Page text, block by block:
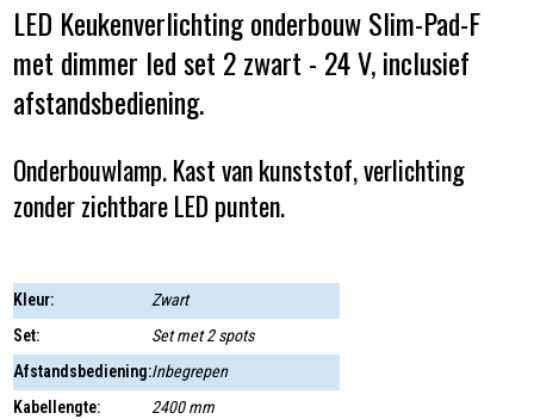
LED Keukenverlichting onderbouw Slim-Pad-F
met dimmer led set 2 zwart - 24 V, inclusief
afstandsbediening.
Onderbouwlamp. Kast van kunststof, verlichting
zonder zichtbare LED punten.
Kleur:
Zwart
Set:
Set met 2 spots
Afstandsbediening:Inbegrepen
Kabellengte:
2400 mm